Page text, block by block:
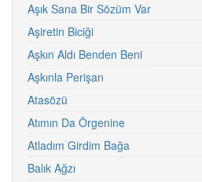
Aşık Sana Bir Sözüm Var
Aşiretin Biciği
Aşkın Aldı Benden Beni
Aşkınla Perişan
Atasözü
Atımın Da Örgenine
Atladım Girdim Bağa
Balık Ağzı